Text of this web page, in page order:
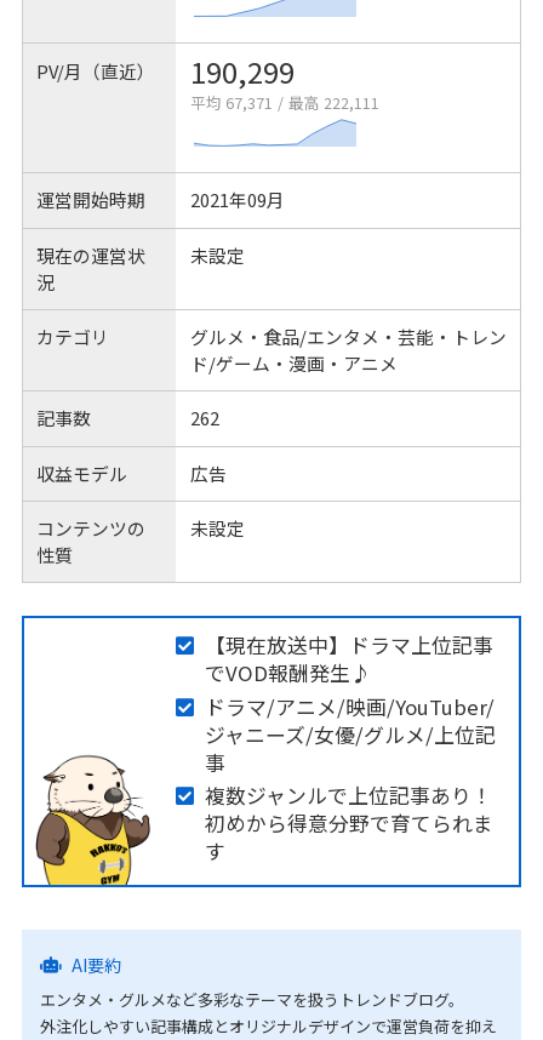
PV/月（直近） 190,299
平均 67,371 / 最高 222,111
運営開始時期 2021年09月
現在の運営状
況
未設定
カテゴリ
グルメ・食品/エンタメ・芸能・トレン
ド/ゲーム・漫画・アニメ
記事数 262
収益モデル 広告
コンテンツの
性質
未設定
【現在放送中】ドラマ上位記事
でVOD報酬発生♪
ドラマ/アニメ/映画/YouTuber/
ジャニーズ/女優/グルメ/上位記
事
複数ジャンルで上位記事あり！
初めから得意分野で育てられま
す
AI要約
エンタメ・グルメなど多彩なテーマを扱うトレンドブログ。
外注化しやすい記事構成とオリジナルデザインで運営負荷を抑え